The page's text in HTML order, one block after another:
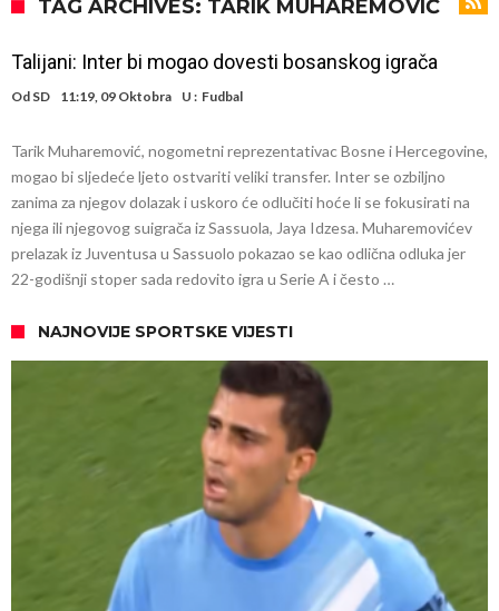
Prva ponuda za Rafaela Leaa – odbijena!
od 62 miliona eura?
Veliki udarac za Barcelonu: Junak finala Svjetskog prvenstva želi otići
Deco nije posjetio Madrid samo zbog Alvareza, Barcelona planira
historijski transfer?
Kapiten slavnog kluba ubijen u napadu ispred svoje kuće, nacija
Potresne scene na sahrani UFC borca! Red ljudi, muzika i aplauz koji
TAG ARCHIVES: TARIK MUHAREMOVIĆ
Talijani: Inter bi mogao dovesti bosanskog igrača
Od SD 11:19, 09 Oktobra U : Fudbal
Tarik Muharemović, nogometni reprezentativac Bosne i Hercegovine,
mogao bi sljedeće ljeto ostvariti veliki transfer. Inter se ozbiljno
zanima za njegov dolazak i uskoro će odlučiti hoće li se fokusirati na
njega ili njegovog suigrača iz Sassuola, Jaya Idzesa. Muharemovićev
prelazak iz Juventusa u Sassuolo pokazao se kao odlična odluka jer
22-godišnji stoper sada redovito igra u Serie A i često …
NAJNOVIJE SPORTSKE VIJESTI